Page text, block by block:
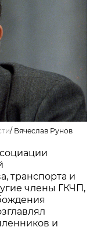
/ Вячеслав Рунов
транспорта и
члены ГКЧП,
и